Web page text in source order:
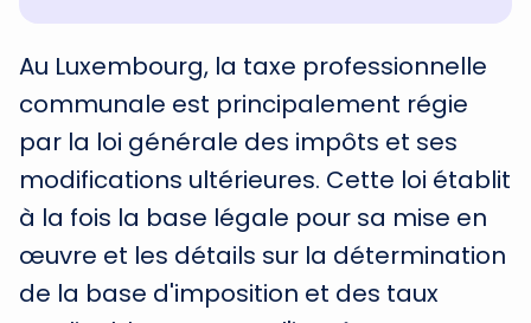
Au Luxembourg, la taxe professionnelle
communale est principalement régie
par la loi générale des impôts et ses
modifications ultérieures. Cette loi établit
à la fois la base légale pour sa mise en
œuvre et les détails sur la détermination
de la base d'imposition et des taux